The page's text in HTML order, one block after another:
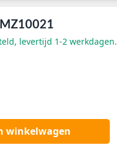
levertijd 1-2 werkdagen.
winkelwagen